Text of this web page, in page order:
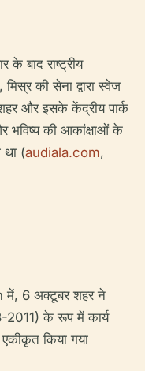
के बाद राष्ट्रीय
की सेना द्वारा स्वेज
और इसके केंद्रीय पार्क
की आकांक्षाओं के
था (audiala.com,
में, 6 अक्टूबर शहर ने
2011) के रूप में कार्य
किया गया